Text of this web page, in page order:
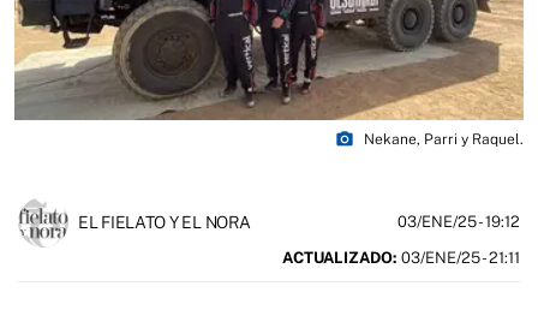
photo_camera Nekane, Parri y Raquel.
EL FIELATO Y EL NORA 03/ENE/25- 19:12
ACTUALIZADO: 03/ENE/25 - 21:11